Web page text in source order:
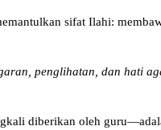
sifat Ilahi:
penglihatan, dan hati
diberikan oleh